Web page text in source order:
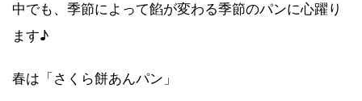
中でも、季節によって餡が変わる季節のパンに心躍り
ます♪
春は「さくら餅あんパン」